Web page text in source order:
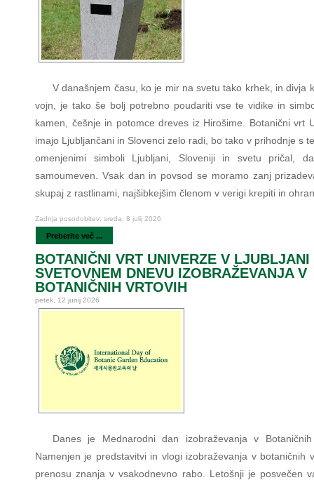
V današnjem času, ko je mir na svetu tako krhek, in divja
vojn, je tako še bolj potrebno poudariti vse te vidike in
kamen, češnje in potomce dreves iz Hirošime. Botanični vrt
imajo Ljubljančani in Slovenci zelo radi, bo tako v prihodnje s
omenjenimi simboli Ljubljani, Sloveniji in svetu pričal,
samoumeven. Vsak dan in povsod se moramo zanj
skupaj z rastlinami, najšibkejšim členom v verigi krepiti in
Zadnja posodobitev: sreda, 8 julij 2026
Preberite več ...
BOTANIČNI VRT UNIVERZE V LJUBLJANI
SVETOVNEM DNEVU IZOBRAŽEVANJA V
BOTANIČNIH VRTOVIH
petek, 12 junij 2026
Danes je Mednarodni dan izobraževanja v
Namenjen je predstavitvi in vlogi izobraževanja v botaničnih
prenosu znanja v vsakodnevno rabo. Letošnji je posvečen